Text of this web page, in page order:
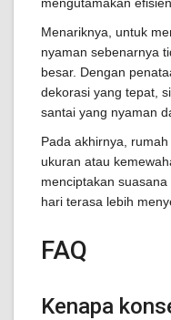
Menariknya, untuk
nyaman sebenarnya
besar. Dengan
dekorasi yang tepat,
santai yang nyaman
Pada akhirnya,
ukuran atau
menciptakan
hari terasa lebih
FAQ
Kenapa